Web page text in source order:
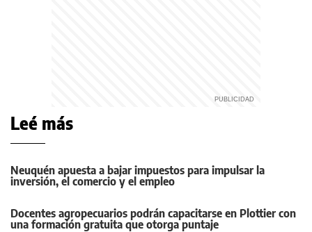
Leé más
Neuquén apuesta a bajar impuestos para impulsar la
inversión, el comercio y el empleo
Docentes agropecuarios podrán capacitarse en Plottier con
una formación gratuita que otorga puntaje